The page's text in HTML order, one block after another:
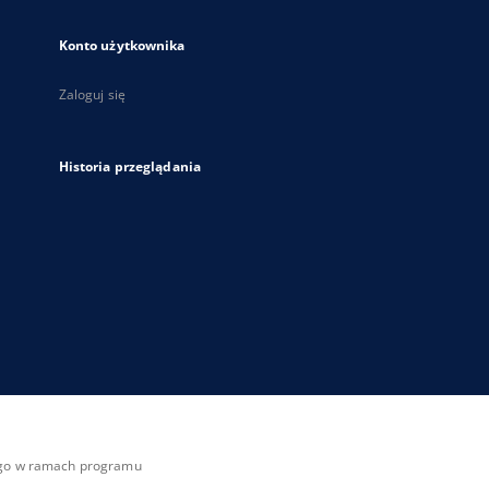
Konto użytkownika
Zaloguj się
Historia przeglądania
w ramach programu